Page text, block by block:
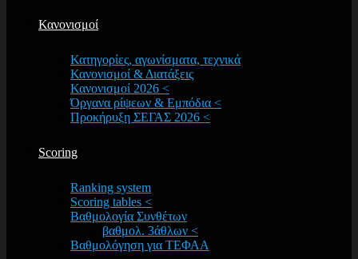
Κανονισμοί
Κατηγορίες, αγωνίσματα, τεχνικά
Κανονισμοί & Διατάξεις
Κανονισμοί 2026 <
Όργανα ρίψεων & Εμπόδια <
Προκήρυξη ΣΕΓΑΣ 2026 <
Scoring
Ranking system
Scoring tables <
Βαθμολογία Συνθέτων
βαθμολ. 3άθλων <
Βαθμολόγηση για ΤΕΦΑΑ